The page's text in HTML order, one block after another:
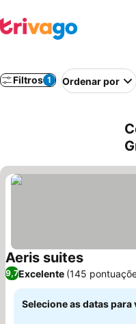
Filtros 1 Ordenar por
Aeris suites
9,7Excelente (145
Selecione as datas